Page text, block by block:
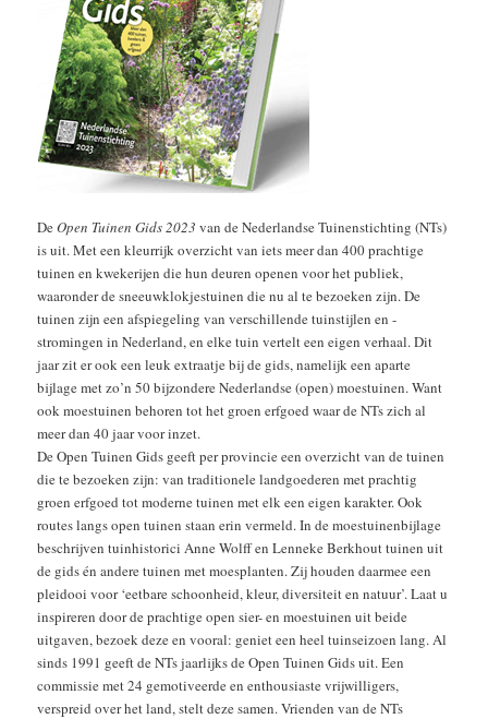
DeOpen Tuinen Gids 2023 van de Nederlandse Tuinenstichting (NTs)
is uit. Met een kleurrijk overzicht van iets meer dan 400 prachtige
tuinen en kwekerijen die hun deuren openen voor het publiek,
waaronder de sneeuwklokjestuinen die nu al te bezoeken zijn. De
tuinen zijn een afspiegeling van verschillende tuinstijlen en -
stromingen in Nederland, en elke tuin vertelt een eigen verhaal. Dit
jaar zit er ook een leuk extraatje bij de gids, namelijk een aparte
bijlage met zo’n 50 bijzondere Nederlandse (open) moestuinen. Want
ook moestuinen behoren tot het groen erfgoed waar de NTs zich al
meer dan 40 jaar voor inzet.
De Open Tuinen Gids geeft per provincie een overzicht van de tuinen
die te bezoeken zijn: van traditionele landgoederen met prachtig
groen erfgoed tot moderne tuinen met elk een eigen karakter. Ook
routes langs open tuinen staan erin vermeld. In de moestuinenbijlage
beschrijven tuinhistorici Anne Wolff en Lenneke Berkhout tuinen uit
de gids én andere tuinen met moesplanten. Zij houden daarmee een
pleidooi voor ‘eetbare schoonheid, kleur, diversiteit en natuur’. Laat u
inspireren door de prachtige open sier- en moestuinen uit beide
uitgaven, bezoek deze en vooral: geniet een heel tuinseizoen lang. Al
sinds 1991 geeft de NTs jaarlijks de Open Tuinen Gids uit. Een
commissie met 24 gemotiveerde en enthousiaste vrijwilligers,
verspreid over het land, stelt deze samen. Vrienden van de NTs